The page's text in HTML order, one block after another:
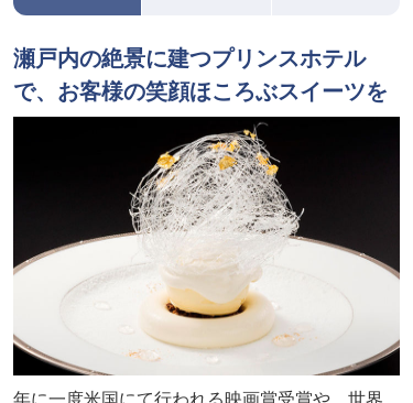
瀬戸内の絶景に建つプリンスホテル
で、お客様の笑顔ほころぶスイーツを